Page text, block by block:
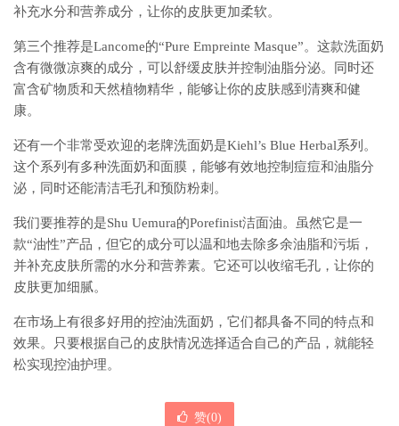
补充水分和营养成分，让你的皮肤更加柔软。
第三个推荐是Lancome的“Pure Empreinte Masque”。这款洗面奶
含有微微凉爽的成分，可以舒缓皮肤并控制油脂分泌。同时还
富含矿物质和天然植物精华，能够让你的皮肤感到清爽和健
康。
还有一个非常受欢迎的老牌洗面奶是Kiehl’s Blue Herbal系列。
这个系列有多种洗面奶和面膜，能够有效地控制痘痘和油脂分
泌，同时还能清洁毛孔和预防粉刺。
我们要推荐的是Shu Uemura的Porefinist洁面油。虽然它是一
款“油性”产品，但它的成分可以温和地去除多余油脂和污垢，
并补充皮肤所需的水分和营养素。它还可以收缩毛孔，让你的
皮肤更加细腻。
在市场上有很多好用的控油洗面奶，它们都具备不同的特点和
效果。只要根据自己的皮肤情况选择适合自己的产品，就能轻
松实现控油护理。
赞(0)